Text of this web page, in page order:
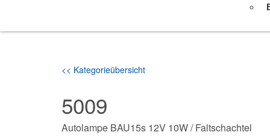
<< Kategorieübersicht
5009
Autolampe BAU15s 12V 10W / Faltschachtel